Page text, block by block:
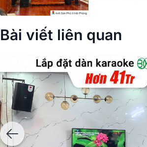
Bài viết liên quan